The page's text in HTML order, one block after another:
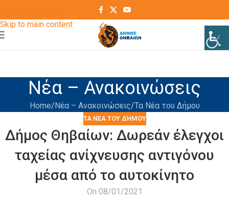
Skip to main content
Νέα – Ανακοινώσεις
Home Νέα – Ανακοινώσεις Τα Νέα του Δήμου
ΤΑ ΝΈΑ ΤΟΥ ΔΉΜΟΥ
Δήμος Θηβαίων: Δωρεάν έλεγχοι
ταχείας ανίχνευσης αντιγόνου
μέσα από το αυτοκίνητο
On 08/01/2021